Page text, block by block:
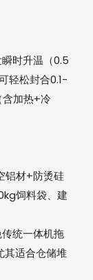
时升温（0.5
轻松封合‌0.1-
加热+冷
铝材+防烫硅
饲料袋、建
统一体机拖
其适合仓储堆